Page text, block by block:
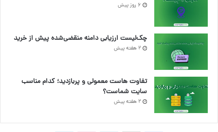
6 روز پیش
چک‌لیست ارزیابی دامنه منقضی‌شده پیش از خرید
2 هفته پیش
تفاوت هاست معمولی و پربازدید؛ کدام مناسب
سایت شماست؟
2 هفته پیش